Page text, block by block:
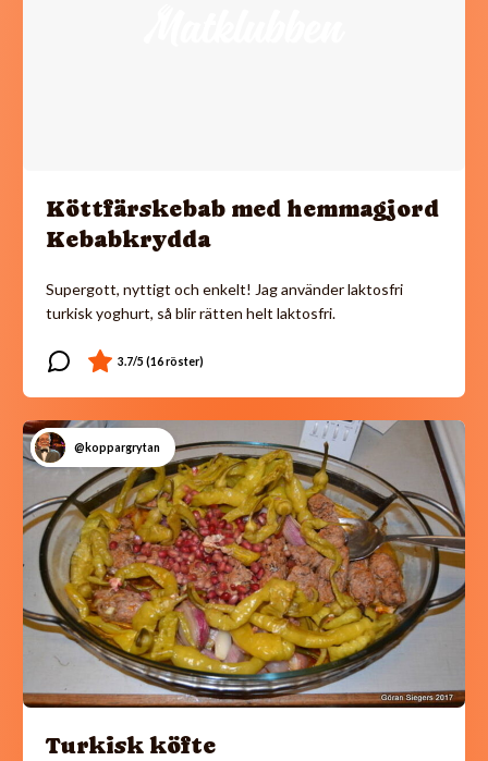
Köttfärskebab med hemmagjord
Kebabkrydda
Supergott, nyttigt och enkelt! Jag använder laktosfri
turkisk yoghurt, så blir rätten helt laktosfri.
@koppargrytan
Turkisk köfte